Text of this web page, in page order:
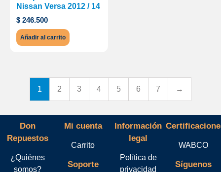
Nissan Versa 2012 / 14
$ 246.500
Añadir al carrito
1 2 3 4 5 6 7 →
Don
Repuestos
¿Quiénes
somos?
Mi cuenta
Carrito
Soporte
Información
legal
Política de
privacidad
Síguenos
WABCO